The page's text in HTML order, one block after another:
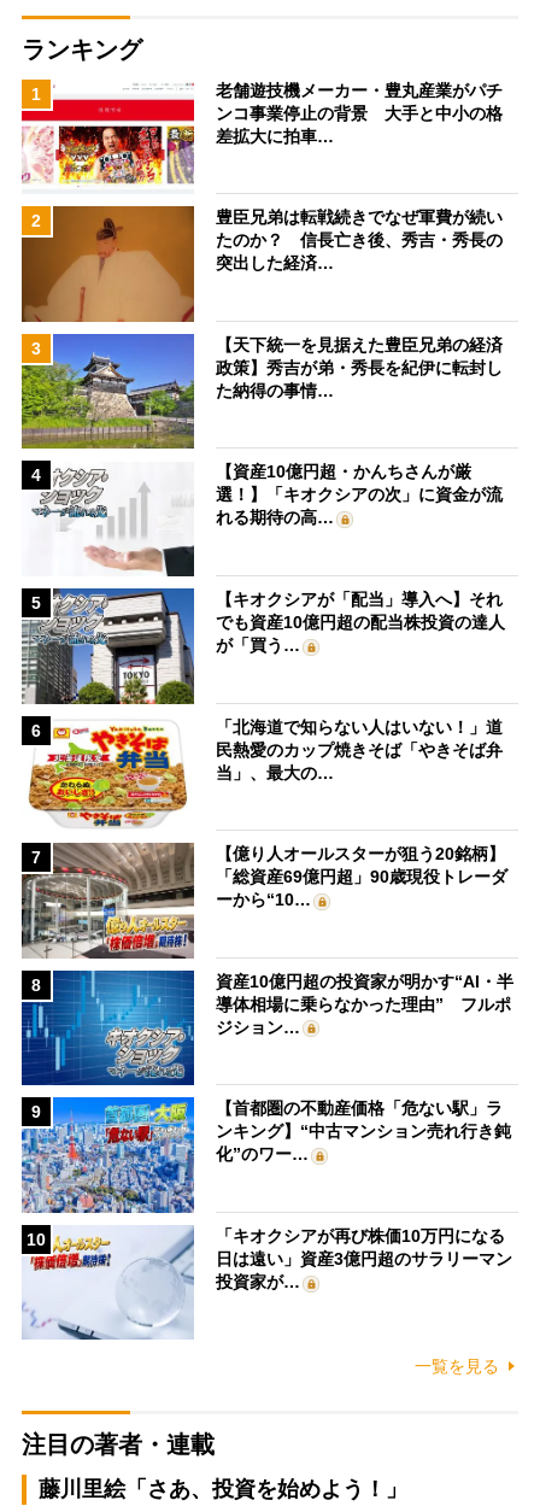
ランキング
1
老舗遊技機メーカー・豊丸産業がパチ
ンコ事業停止の背景 大手と中小の格
差拡大に拍車…
2
豊臣兄弟は転戦続きでなぜ軍費が続い
たのか？ 信長亡き後、秀吉・秀長の
突出した経済…
3
【天下統一を見据えた豊臣兄弟の経済
政策】秀吉が弟・秀長を紀伊に転封し
た納得の事情…
4
【資産10億円超・かんちさんが厳
選！】「キオクシアの次」に資金が流
れる期待の高…
5
【キオクシアが「配当」導入へ】それ
でも資産10億円超の配当株投資の達人
が「買う…
6
「北海道で知らない人はいない！」道
民熱愛のカップ焼きそば「やきそば弁
当」、最大の…
7
【億り人オールスターが狙う20銘柄】
「総資産69億円超」90歳現役トレーダ
ーから“10…
8
資産10億円超の投資家が明かす“AI・半
導体相場に乗らなかった理由” フルポ
ジション…
9
【首都圏の不動産価格「危ない駅」ラ
ンキング】“中古マンション売れ行き鈍
化”のワー…
10
「キオクシアが再び株価10万円になる
日は遠い」資産3億円超のサラリーマン
投資家が…
一覧を見る
注目の著者・連載
藤川里絵「さあ、投資を始めよう！」